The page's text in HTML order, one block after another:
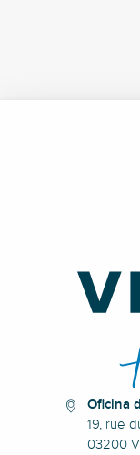
Oficina
19, rue
03200